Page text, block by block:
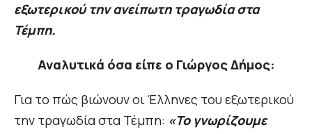
εξωτερικού την ανείπωτη τραγωδία στα
Τέμπη.
Αναλυτικά όσα είπε ο Γιώργος Δήμος:
Για το πώς βιώνουν οι Έλληνες του εξωτερικού
την τραγωδία στα Τέμπη: «Το γνωρίζουμε